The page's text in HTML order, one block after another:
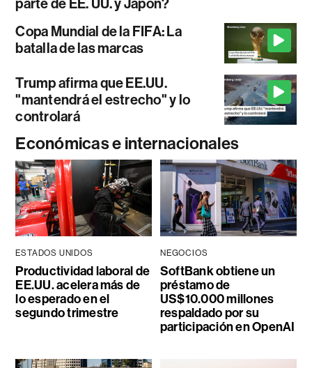
Copa Mundial de la FIFA: La
batalla de las marcas
Trump afirma que EE.UU.
"mantendrá el estrecho" y lo
controlará
Económicas e internacionales
ESTADOS UNIDOS
Productividad laboral de
EE.UU. acelera más de
lo esperado en el
segundo trimestre
NEGOCIOS
SoftBank obtiene un
préstamo de
US$10.000 millones
respaldado por su
participación en OpenAI